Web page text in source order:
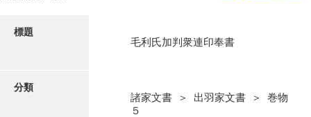
写真・絵はがき
標題
毛利氏加判衆連印奉書
分類
諸家文書 ＞ 出羽家文書 ＞ 巻物
５